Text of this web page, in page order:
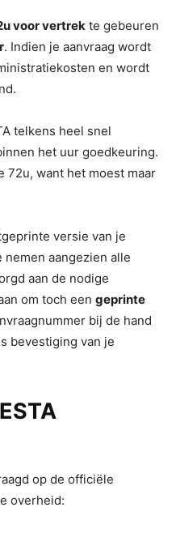
voor vertrek te gebeuren
. Indien je aanvraag wordt
en wordt
telkens heel snel
het uur goedkeuring.
72u, want het moest maar
versie van je
aangezien alle
aan de nodige
om toch een geprinte
bij de hand
bevestiging van je
op de officiële
overheid: